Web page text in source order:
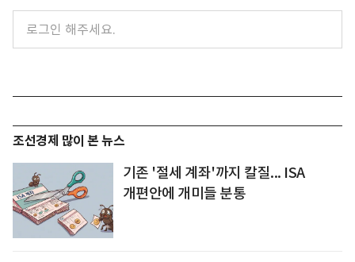
조선경제 많이 본 뉴스
기존 '절세 계좌'까지 칼질... ISA
개편안에 개미들 분통